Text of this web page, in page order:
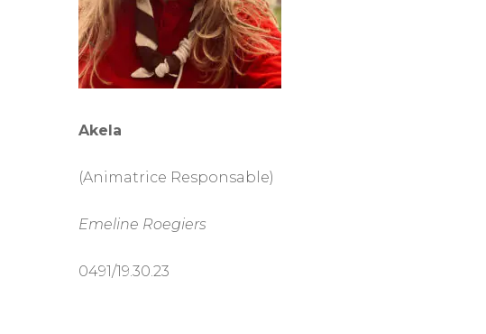
Akela
(Animatrice Responsable)
Emeline Roegiers
0491/19.30.23